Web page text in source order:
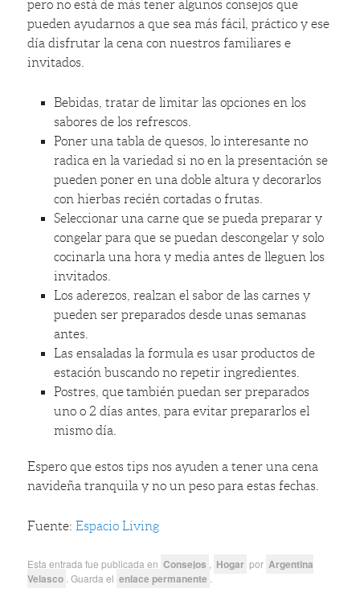
pero no está de más tener algunos consejos que
pueden ayudarnos a que sea más fácil, práctico y ese
día disfrutar la cena con nuestros familiares e
invitados.
Bebidas, tratar de limitar las opciones en los
sabores de los refrescos.
Poner una tabla de quesos, lo interesante no
radica en la variedad si no en la presentación se
pueden poner en una doble altura y decorarlos
con hierbas recién cortadas o frutas.
Seleccionar una carne que se pueda preparar y
congelar para que se puedan descongelar y solo
cocinarla una hora y media antes de lleguen los
invitados.
Los aderezos, realzan el sabor de las carnes y
pueden ser preparados desde unas semanas
antes.
Las ensaladas la formula es usar productos de
estación buscando no repetir ingredientes.
Postres, que también puedan ser preparados
uno o 2 días antes, para evitar prepararlos el
mismo día.
Espero que estos tips nos ayuden a tener una cena
navideña tranquila y no un peso para estas fechas.
Fuente:Espacio Living
Esta entrada fue publicada en Consejos Hogar por Argentina
Velasco . Guarda el enlace permanente